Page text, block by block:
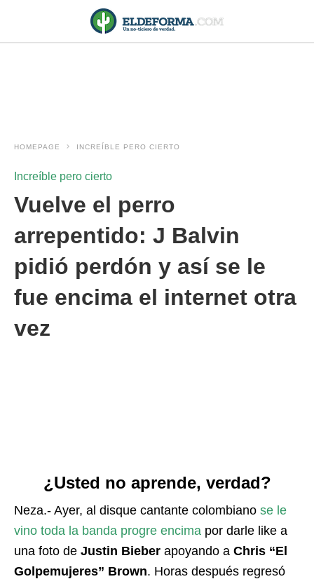
HOMEPAGE INCREÍBLE PERO CIERTO
Increíble pero cierto
Vuelve el perro
arrepentido: J Balvin
pidió perdón y así se le
fue encima el internet otra
vez
¿Usted no aprende, verdad?
Neza.- Ayer, al disque cantante colombiano se le
vino toda la banda progre encima por darle like a
una foto de Justin Bieber apoyando a Chris “El
Golpemujeres” Brown. Horas después regresó